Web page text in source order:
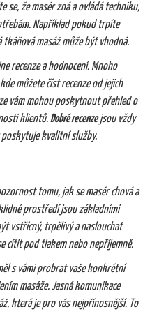
se, že masér zná a ovládá techniku,
Například pokud trpíte
masáž může být vhodná.
recenze a hodnocení. Mnoho
můžete číst recenze od jejich
vám mohou poskytnout přehled o
klientů.Dobré recenzejsou vždy
kvalitní služby.
tomu, jak se masér chová a
prostředí jsou základními
vstřícný, trpělivý a naslouchat
cítit pod tlakem nebo nepříjemně.
s vámi probrat vaše konkrétní
masáže. Jasná komunikace
která je pro vás nejpřínosnější. To